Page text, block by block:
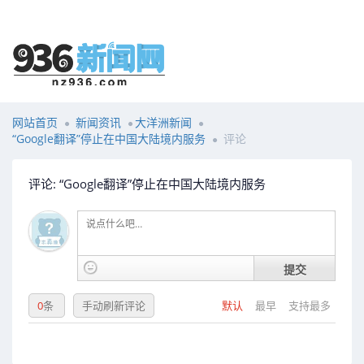
网站首页 新闻资讯
大洋洲新闻
“Google翻译”停止在中国大陆境内服务
评论
评论: “Google翻译”停止在中国大陆境内服务
提交
默认 最早 支持最多
0条 手动刷新评论